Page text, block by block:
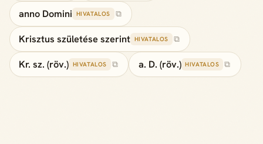
anno Domini HIVATALOS ⧉
Krisztus születése szerint HIVATALOS ⧉
Kr. sz. (röv.) HIVATALOS ⧉ a. D. (röv.) HIVATALOS ⧉